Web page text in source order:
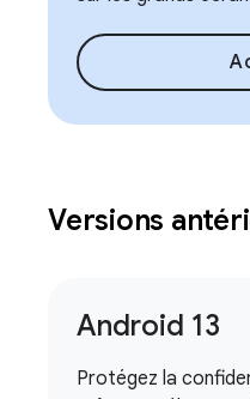
Versions
Android 13
Protégez la